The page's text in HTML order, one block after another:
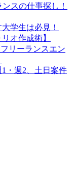
スの仕事探し！
学生は必見！
オ作成術】
リーランスエン
・週2、土日案件